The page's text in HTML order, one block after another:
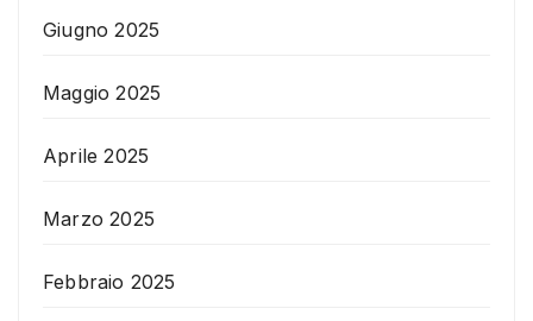
Giugno 2025
Maggio 2025
Aprile 2025
Marzo 2025
Febbraio 2025